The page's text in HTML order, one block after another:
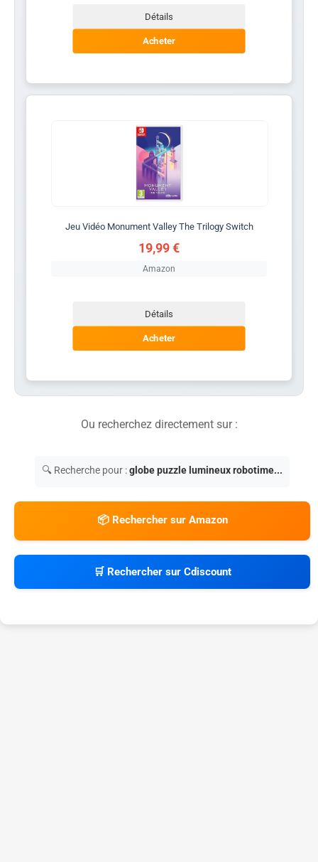
Détails
Acheter
Jeu Vidéo Monument Valley The Trilogy Switch
19,99 €
Amazon
Détails
Acheter
Ou recherchez directement sur :
🔍 Recherche pour :globe puzzle lumineux robotime...
📦 Rechercher sur Amazon
🛒 Rechercher sur Cdiscount